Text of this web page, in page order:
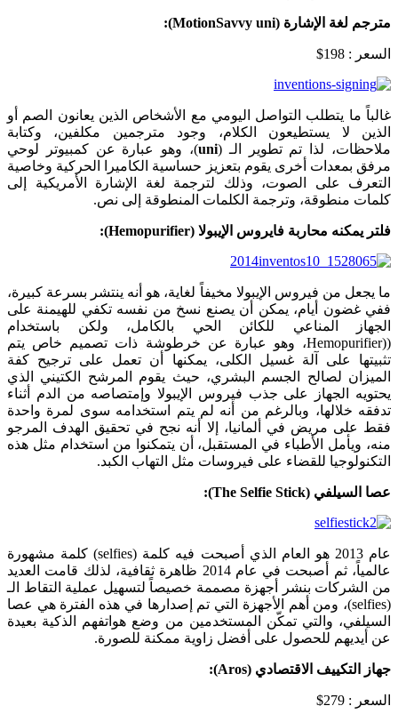
مترجم لغة الإشارة (MotionSavvy uni
):
السعر : 198$
غالباً ما يتطلب التواصل اليومي مع الأشخاص الذين يعانون الصم أو
الذين لا يستطيعون الكلام، وجود مترجمين مكلفين، وكتابة
ملاحظات، لذا تم تطوير الـ (uni)، وهو عبارة عن كمبيوتر لوحي
مرفق بمعدات أخرى يقوم بتعزيز حساسية الكاميرا الحركية وخاصية
التعرف على الصوت، وذلك لترجمة لغة الإشارة الأمريكية إلى
كلمات منطوقة، وترجمة الكلمات المنطوقة إلى نص.
فلتر يمكنه محاربة فايروس الإيبولا (Hemopurifier
):
ما يجعل من فيروس الإيبولا مخيفاً لغاية، هو أنه ينتشر بسرعة كبيرة،
ففي غضون أيام، يمكن أن يصنع نسخ من نفسه تكفي للهيمنة على
الجهاز المناعي للكائن الحي بالكامل، ولكن باستخدام
((Hemopurifier، وهو عبارة عن خرطوشة ذات تصميم خاص يتم
تثبيتها على آلة غسيل الكلى، يمكنها أن تعمل على ترجيح كفة
الميزان لصالح الجسم البشري، حيث يقوم المرشح الكتيني الذي
يحتويه الجهاز على جذب فيروس الإيبولا وإمتصاصه من الدم أثناء
تدفقه خلالها، وبالرغم من أنه لم يتم استخدامه سوى لمرة واحدة
فقط على مريض في ألمانيا، إلا أنه نجح في تحقيق الهدف المرجو
منه، ويأمل الأطباء في المستقبل، أن يتمكنوا من استخدام مثل هذه
التكنولوجيا للقضاء على فيروسات مثل التهاب الكبد.
عصا السيلفي (The Selfie Stick):
عام 2013 هو العام الذي أصبحت فيه كلمة (selfies) كلمة مشهورة
عالمياً، ثم أصبحت في عام 2014 ظاهرة ثقافية، لذلك قامت العديد
من الشركات بنشر أجهزة مصممة خصيصاً لتسهيل عملية التقاط الـ
(selfies)، ومن أهم الأجهزة التي تم إصدارها في هذه الفترة هي عصا
السيلفي، والتي تمكّن المستخدمين من وضع هواتفهم الذكية بعيدة
عن أيديهم للحصول على أفضل زاوية ممكنة للصورة.
جهاز التكييف الاقتصادي (Aros
):
السعر : 279$